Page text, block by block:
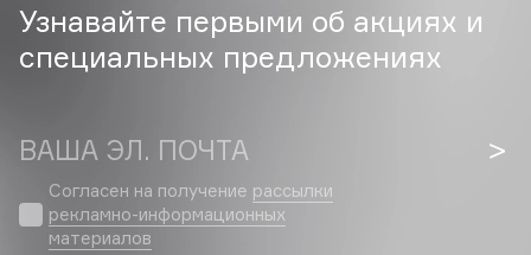
C
Cadence
Carbon Theory
Carolina Herrera
Catrice
Узнавайте первыми об акциях и
специальных предложениях
ВАША ЭЛ. ПОЧТА
Согласен на получение рассылки
рекламно-информационных
материалов